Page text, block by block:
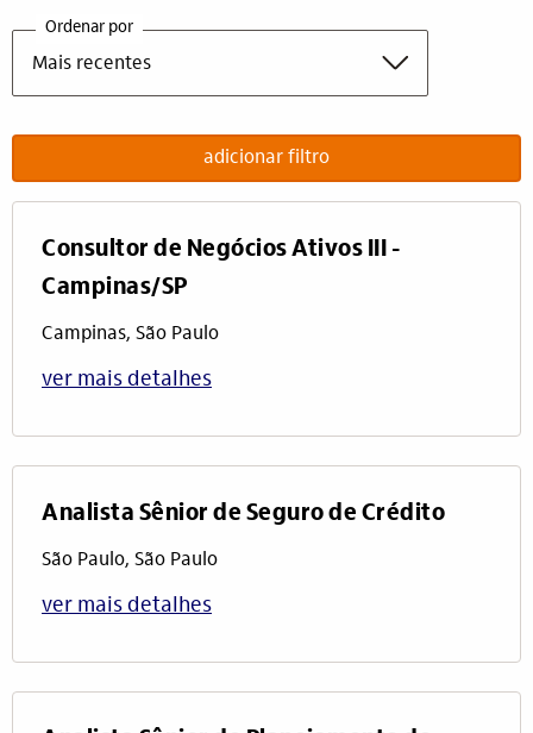
Ordenar por
adicionar filtro
Consultor de Negócios Ativos III -
Campinas/SP
Campinas, São Paulo
ver mais detalhes
Analista Sênior de Seguro de Crédito
São Paulo, São Paulo
ver mais detalhes